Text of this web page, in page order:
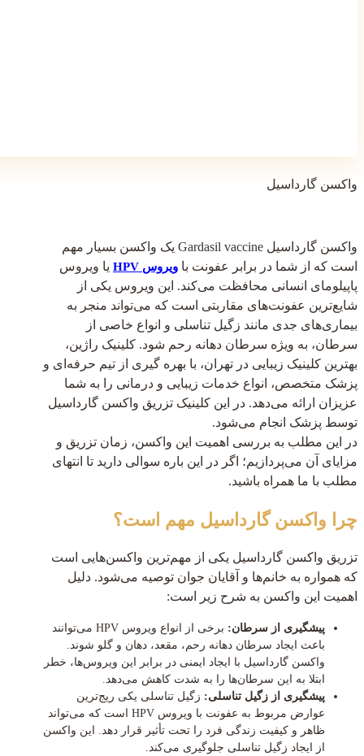
واکسن گارداسیل
واکسن گارداسیل Gardasil vaccine یک واکسن بسیار مهم
است که از شما در برابر عفونت با ویروس HPV
یا ویروس
پاپیلومای انسانی محافظت می‌کند. این ویروس یکی از
شایع‌ترین عفونت‌های مقاربتی است که می‌تواند منجر به
بیماری‌های جدی مانند زگیل تناسلی و انواع خاصی از
سرطان، به ویژه سرطان دهانه رحم شود. کلینیک راژین،
بهترین کلینیک زیبایی در تهران، با بهره گیری از تیم حرفه‌ای و
پزشک متخصص، انواع خدمات زیبایی و درمانی را به شما
عزیزان ارائه می‌دهد. در این کلینیک تزریق واکسن گارداسیل
توسط پزشک انجام می‌شود.
در این مطلب به بررسی اهمیت این واکسن، زمان تزریق و
مزایای آن می‌پردازیم؛ اگر در این باره سوالی دارید تا انتهای
مطلب با ما همراه باشید.
چرا واکسن گارداسیل مهم است؟
تزریق واکسن گارداسیل یکی از مهم‌ترین واکسن‌هایی است
که همواره به خانم‌ها و آقایان جوان توصیه می‌شود. دلیل
اهمیت این واکسن به شرح زیر است:
پیشگیری از سرطان:
برخی از انواع ویروس HPV می‌توانند
باعث ایجاد سرطان دهانه رحم، مقعد، دهان و گلو شوند.
واکسن گارداسیل با ایجاد ایمنی در برابر این ویروس‌ها، خطر
ابتلا به این سرطان‌ها را به شدت کاهش می‌دهد.
پیشگیری از زگیل تناسلی: زگیل تناسلی یکی ریج‌ترین
عوارض مربوط به عفونت با ویروس HPV است که می‌تواند
ظاهر و کیفیت زندگی فرد را تحت تأثیر قرار دهد. این واکسن
از ایجاد زگیل تناسلی جلوگیری می‌کند.